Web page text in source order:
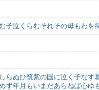
子泣くらむそれその母もわを
らぬひ筑紫の国に泣く子なす
ず年月もいまだあらねば心ゆ